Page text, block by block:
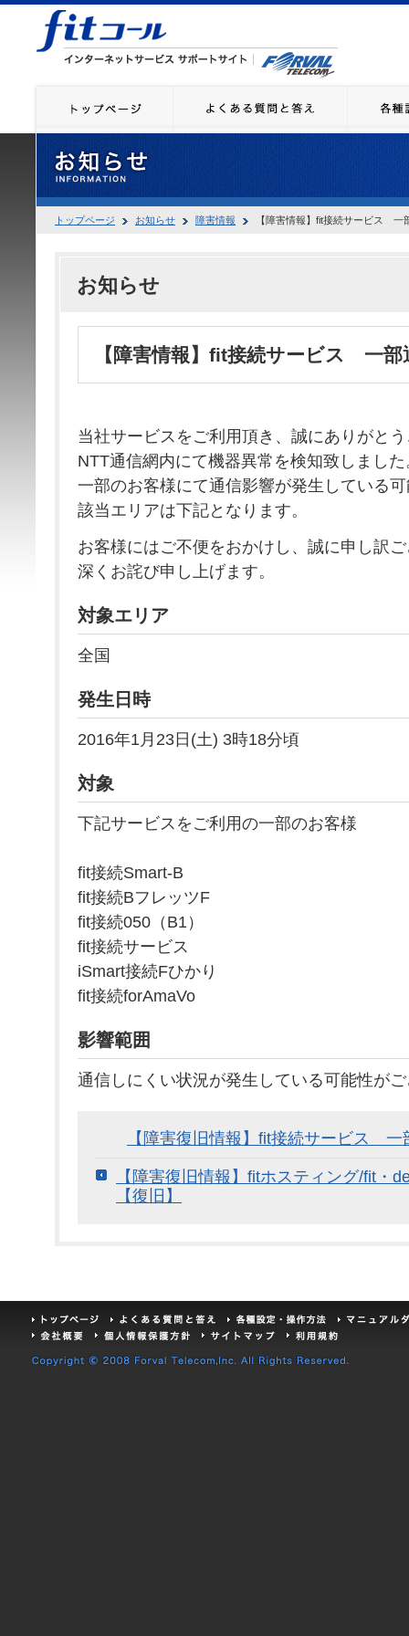
トップページ お知らせ 障害情報 【障害情報】fit接続サービス 一
お知らせ
【障害情報】fit接続サービス 一部
当社サービスをご利用頂き、誠にありがと
NTT通信網内にて機器異常を検知致しました
一部のお客様にて通信影響が発生している
該当エリアは下記となります。
お客様にはご不便をおかけし、誠に申し訳
深くお詫び申し上げます。
対象エリア
全国
発生日時
2016年1月23日(土) 3時18分頃
対象
下記サービスをご利用の一部のお客様
fit接続Smart-B
fit接続BフレッツF
fit接続050（B1）
fit接続サービス
iSmart接続Fひかり
fit接続forAmaVo
影響範囲
通信しにくい状況が発生している可能性が
【障害復旧情報】fit接続サービス 一
【障害復旧情報】fitホスティング/fit
【復旧】